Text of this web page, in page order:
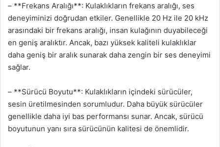
– **Frekans Aralığı**: Kulaklıkların frekans aralığı, ses
deneyiminizi doğrudan etkiler. Genellikle 20 Hz ile 20 kHz
arasındaki bir frekans aralığı, insan kulağının duyabileceği
en geniş aralıktır. Ancak, bazı yüksek kaliteli kulaklıklar
daha geniş bir aralık sunarak daha zengin bir ses deneyimi
sağlar.
– **Sürücü Boyutu**: Kulaklıkların içindeki sürücüler,
sesin üretilmesinden sorumludur. Daha büyük sürücüler
genellikle daha iyi bas performansı sunar. Ancak, sürücü
boyutunun yanı sıra sürücünün kalitesi de önemlidir.